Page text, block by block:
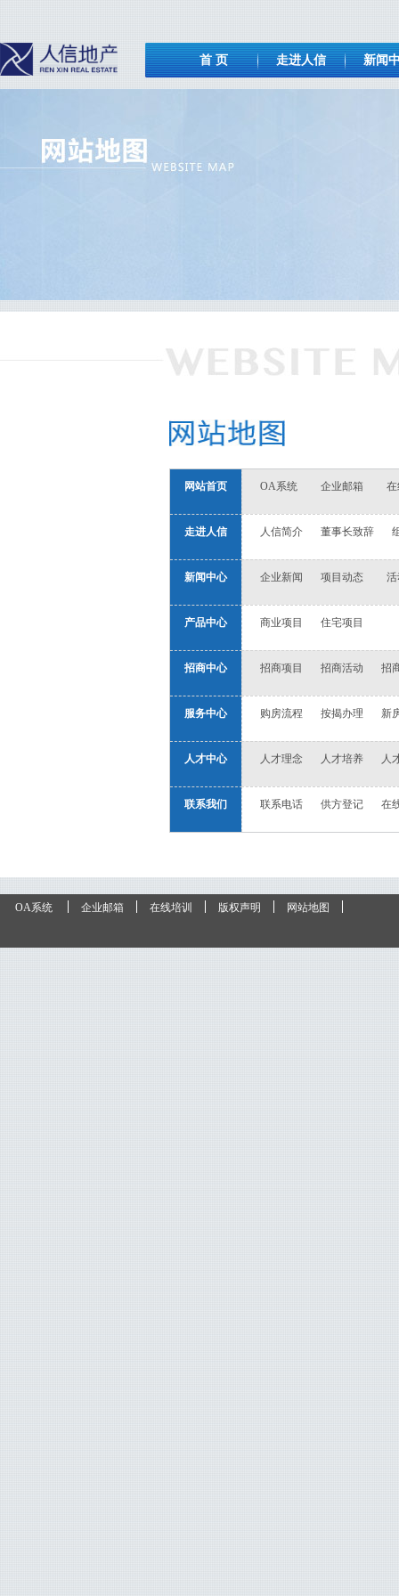
首 页 走进人信 新闻
网站首页 OA系统 企业邮箱
走进人信 人信简介 董事长致辞
新闻中心 企业新闻 项目动态
产品中心 商业项目 住宅项目
招商中心 招商项目 招商活动 招
服务中心 购房流程 按揭办理 新
人才中心 人才理念 人才培养 人
联系我们 联系电话 供方登记 在
OA系统 企业邮箱 在线培训 版权声明 网站地图